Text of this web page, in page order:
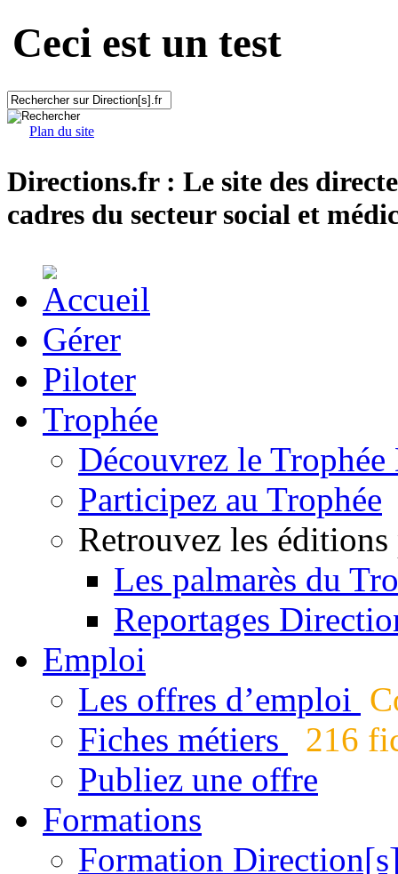
Ceci est un test
Plan du site
Directions.fr : Le site des
cadres du secteur social et
Gérer
Piloter
Trophée
Découvrez le
Participez au Trophée
Retrouvez les éditions
Les palmarès du
Reportages
Emploi
Les offres d’emploi
Fiches métiers
216
Publiez une offre
Formations
Formation